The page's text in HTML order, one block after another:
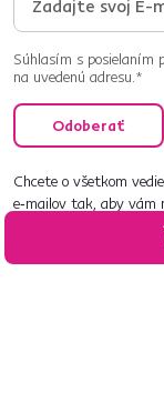
Súhlasím s posielaním
na uvedenú adresu.*
Odoberať
Chcete o všetkom
e‑mailov tak, aby vám